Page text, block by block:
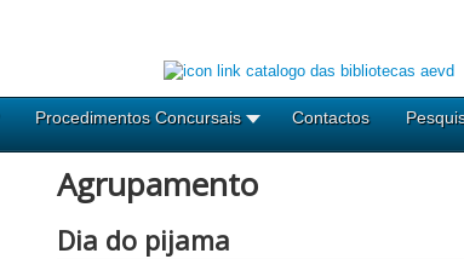
Procedimentos Concursais Contactos
Agrupamento
Dia do pijama